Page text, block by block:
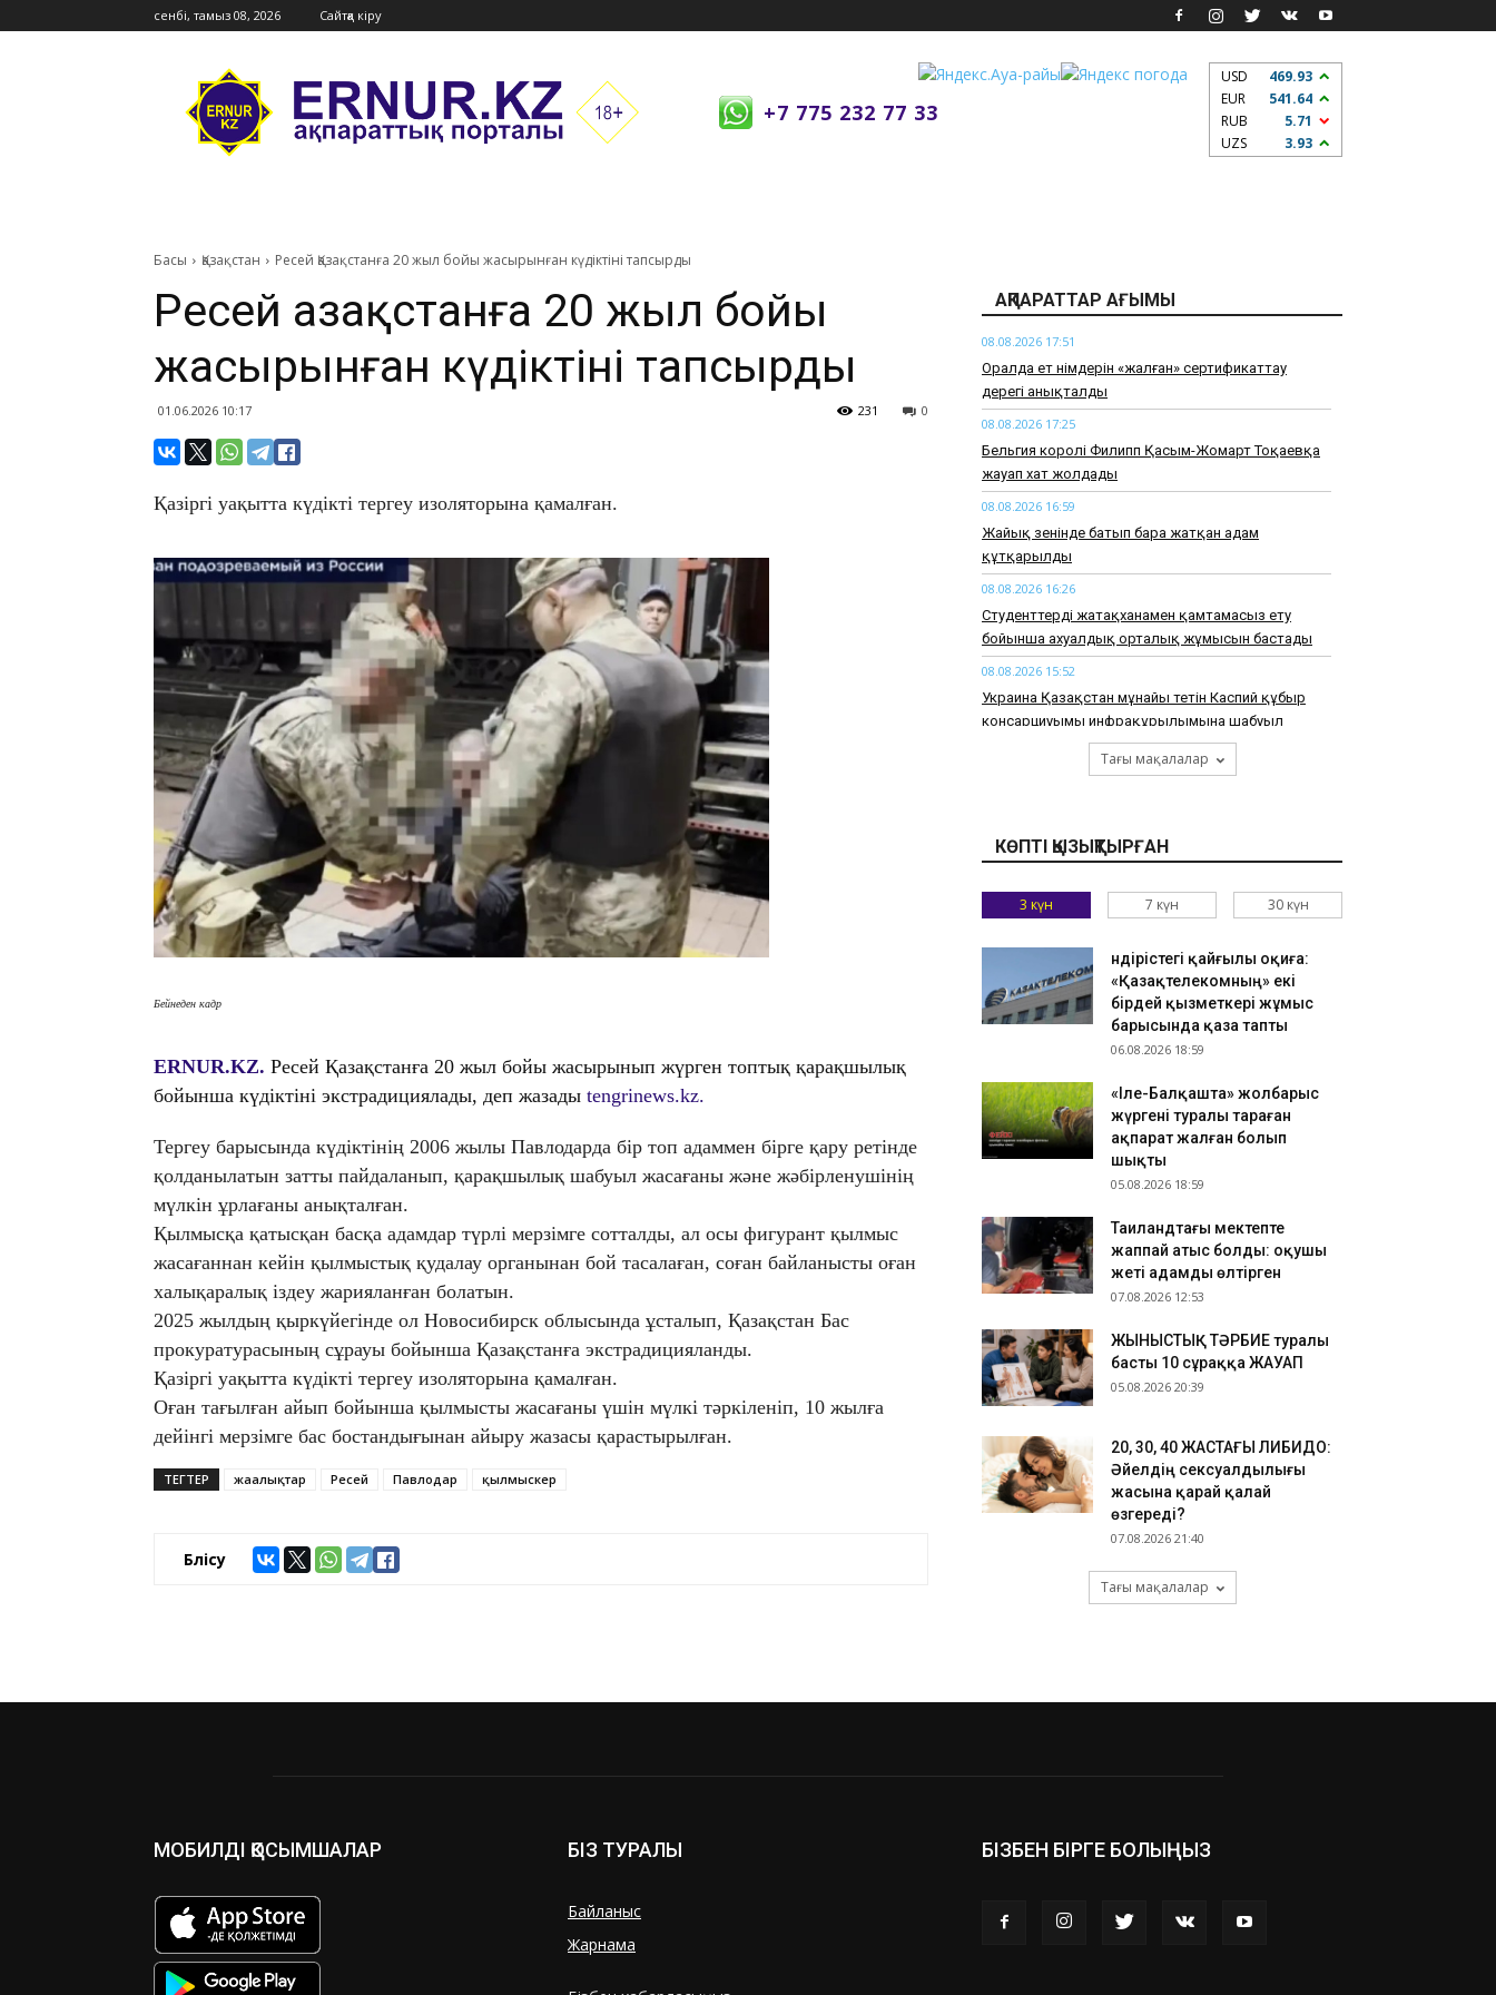
сенбі, тамыз 08, 2026 Сайтқа кіру
Ernur
Press
+7 775 232 77 33
USD
469.93
EUR
541.64
RUB
5.71
UZS
3.93
Басы Қазақстан Ресей Қазақстанға 20 жыл бойы жасырынған күдіктіні тапсырды
Ресей Қазақстанға 20 жыл бойы
жасырынған күдіктіні тапсырды
01.06.2026 10:17 0
231
Қазіргі уақытта күдікті тергеу изоляторына қамалған.
Бейнеден кадр
ERNUR.KZ. Ресей Қазақстанға 20 жыл бойы жасырынып жүрген топтық қарақшылық
бойынша күдіктіні экстрадициялады, деп жазады tengrinews.kz.
Тергеу барысында күдіктінің 2006 жылы Павлодарда бір топ адаммен бірге қару ретінде
қолданылатын затты пайдаланып, қарақшылық шабуыл жасағаны және жәбірленушінің
мүлкін ұрлағаны анықталған.
Қылмысқа қатысқан басқа адамдар түрлі мерзімге сотталды, ал осы фигурант қылмыс
жасағаннан кейін қылмыстық қудалау органынан бой тасалаған, соған байланысты оған
халықаралық іздеу жарияланған болатын.
2025 жылдың қыркүйегінде ол Новосибирск облысында ұсталып, Қазақстан Бас
прокуратурасының сұрауы бойынша Қазақстанға экстрадицияланды.
Қазіргі уақытта күдікті тергеу изоляторына қамалған.
Оған тағылған айып бойынша қылмысты жасағаны үшін мүлкі тәркіленіп, 10 жылға
дейінгі мерзімге бас бостандығынан айыру жазасы қарастырылған.
ТЕГТЕР жаңалықтар Ресей Павлодар қылмыскер
Бөлісу
АҚПАРАТТАР АҒЫМЫ
08.08.2026 17:51
Оралда ет өнімдерін «жалған» сертификаттау
дерегі анықталды
08.08.2026 17:25
Бельгия королі Филипп Қасым-Жомарт Тоқаевқа
жауап хат жолдады
08.08.2026 16:59
Жайық өзенінде батып бара жатқан адам
құтқарылды
08.08.2026 16:26
Студенттерді жатақханамен қамтамасыз ету
бойынша ахуалдық орталық жұмысын бастады
08.08.2026 15:52
Украина Қазақстан мұнайы өтетін Каспий құбыр
консарциуымы инфрақұрылымына шабуыл
жасамауға уәде берді
08.08.2026 14:51
Мьянмада құлдықтан босатылған ресейлік
бойжеткен тағы да жоғалып кетті
08.08.2026 13:52
«Бір ғана тізім арманыңызды анықтамасын»:
08.08.2026 13:28
Астанада екі ер адам жаңбырдан қалған
шалшықта шомылғаны үшін 25 тәулікке қамауға
Тағы мақалалар
КӨПТІ ҚЫЗЫҚТЫРҒАН
3 күн 7 күн 30 күн
Өндірістегі қайғылы оқиға:
«Қазақтелекомның» екі
бірдей қызметкері жұмыс
барысында қаза тапты
06.08.2026 18:59
«Іле-Балқашта» жолбарыс
жүргені туралы тараған
ақпарат жалған болып
шықты
05.08.2026 18:59
Таиландтағы мектепте
жаппай атыс болды: оқушы
жеті адамды өлтірген
07.08.2026 12:53
ЖЫНЫСТЫҚ ТӘРБИЕ туралы
басты 10 сұраққа ЖАУАП
05.08.2026 20:39
​20, 30, 40 ЖАСТАҒЫ ЛИБИДО:
Әйелдің сексуалдылығы
жасына қарай қалай
өзгереді?
07.08.2026 21:40
Тағы мақалалар
МОБИЛДІ ҚОСЫМШАЛАР БІЗ ТУРАЛЫ
Байланыс
Жарнама
БІЗБЕН БІРГЕ БОЛЫҢЫЗ